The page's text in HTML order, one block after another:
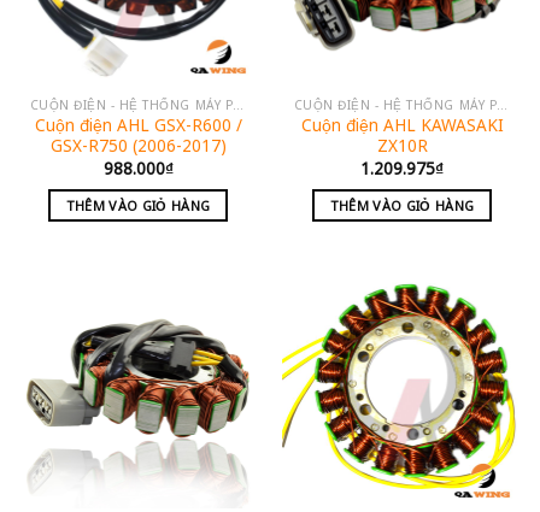
Cuộn điện AHL GSX-R600 /
GSX-R750 (2006-2017)
988.000₫
THÊM VÀO GIỎ HÀNG
Cuộn điện AHL KAWASAKI
ZX10R
1.209.975₫
THÊM VÀO GIỎ HÀNG